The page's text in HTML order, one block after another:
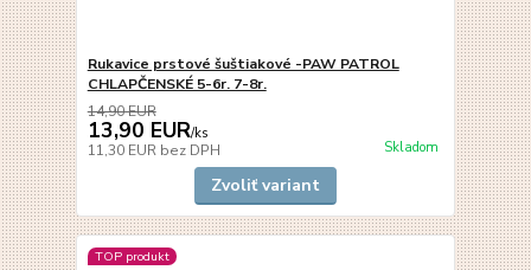
Rukavice prstové šuštiakové -PAW PATROL
CHLAPČENSKÉ 5-6r. 7-8r.
14,90 EUR
13,90 EUR/ks
11,30 EUR bez DPH Skladom
Zvoliť variant
TOP produkt